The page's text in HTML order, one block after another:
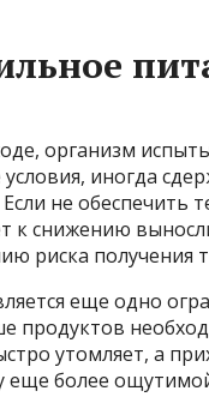
организм
иногда
не
к снижению
риска получения
еще одно
продуктов
утомляет, а
еще более